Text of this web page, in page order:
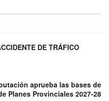
DE TRÁFICO
aprueba las bases de
Planes Provinciales 2027-28